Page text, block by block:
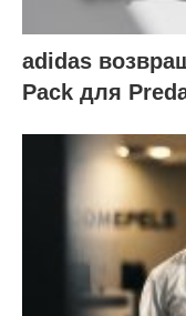
adidas
Pack для